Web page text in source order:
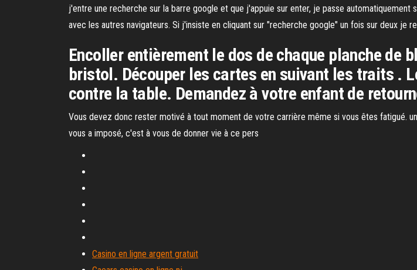
j'entre une recherche sur la barre google et que j'appuie sur enter, je passe
avec les autres navigateurs. Si j'insiste en cliquant sur "recherche google" un fois sur deux je
Encoller entièrement le dos de chaque planche de
bristol. Découper les cartes en suivant les traits .
contre la table. Demandez à votre enfant de
Vous devez donc rester motivé à tout moment de votre carrière même si vous êtes fatigué.
vous a imposé, c'est à vous de donner vie à ce pers
Casino en ligne argent gratuit